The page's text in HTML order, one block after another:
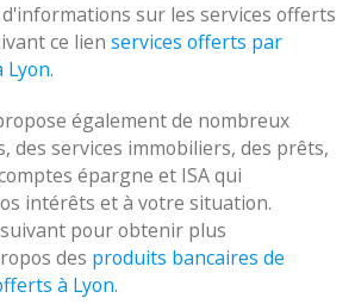
sur les services offerts
ce lien services offerts par
Lyon.
également de nombreux
des services immobiliers, des prêts,
épargne et ISA qui
intérêts et à votre situation.
pour obtenir plus
des produits bancaires de
à Lyon.